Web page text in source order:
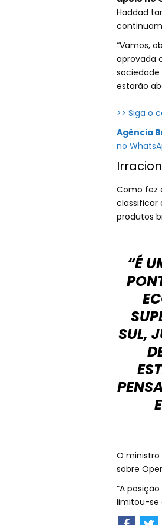
Haddad
“Vamos,
aprovada
sociedade
estarão
>> Siga o
Agência
no
Como fez
classificar
produtos
“É
SUL,
O
sobre
“A
limitou-se